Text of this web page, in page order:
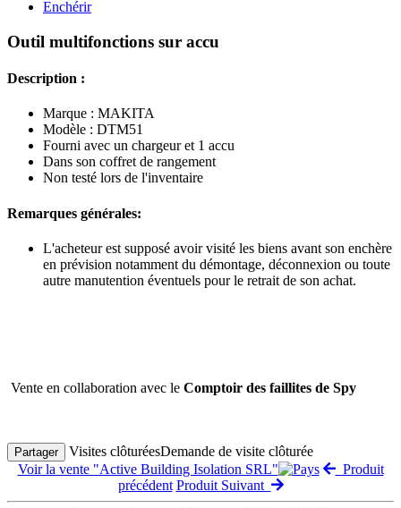
Enchérir
Outil multifonctions sur accu
Description :
Marque : MAKITA
Modèle : DTM51
Fourni avec un chargeur et 1 accu
Dans son coffret de rangement
Non testé lors de l'inventaire
Remarques générales:
L'acheteur est supposé avoir visité les biens avant son enchère
en prévision notamment du démontage, déconnexion ou toute
autre manutention éventuels pour le retrait de son achat.
Vente en collaboration avec le Comptoir des faillites de Spy
Partager Visites clôturéesDemande de visite clôturée
Voir la vente "Active Building Isolation SRL"
Produit
précédent Produit Suivant